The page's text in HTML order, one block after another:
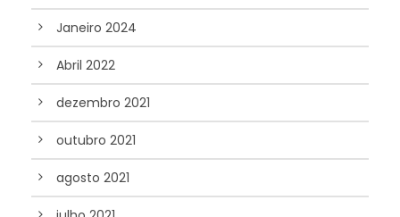
Janeiro 2024
Abril 2022
dezembro 2021
outubro 2021
agosto 2021